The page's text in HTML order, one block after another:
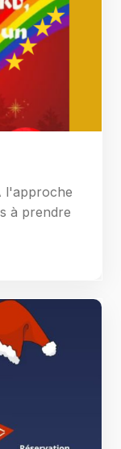
l'approche
à prendre